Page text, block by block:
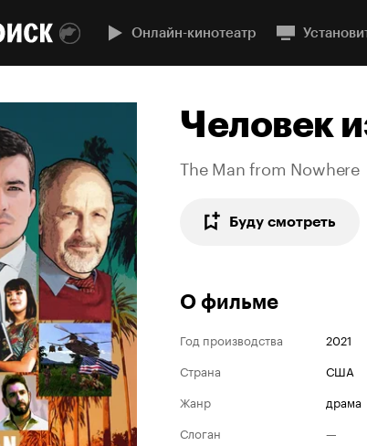
Онлайн-кинотеатр
Человек
The Man from Nowhere
Буду смотреть
О фильме
Год производства
2021
Страна
США
Жанр
драма
Слоган
—